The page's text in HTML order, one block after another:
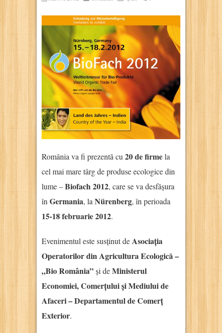
România va fi prezentă cu 20 de firmela
cel mai mare târg de produse ecologice din
lume –Biofach 2012, care se va desfășura
în Germania, la Nürenberg, în perioada
15-18 februarie 2012.
Evenimentul este susținut deAsociația
Operatorilor din Agricultura Ecologică –
„Bio România”și deMinisterul
Economiei, Comerțului și Mediului de
Afaceri – Departamentul de Comerț
Exterior.